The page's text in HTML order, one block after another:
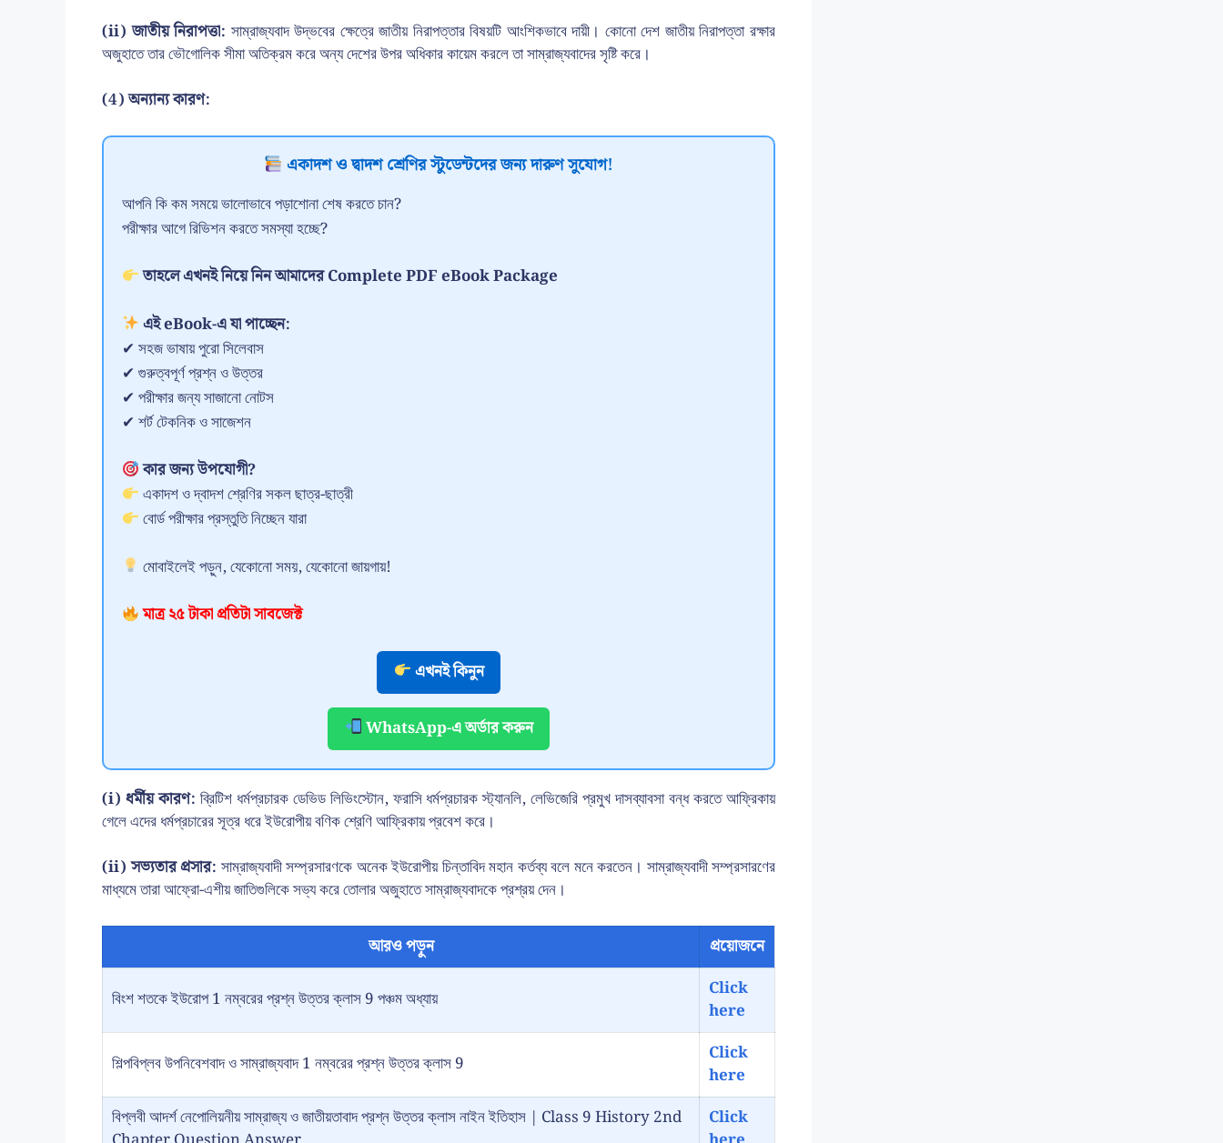
(ii) জাতীয় নিরাপত্তা: সাম্রাজ্যবাদ উদ্ভবের ক্ষেত্রে জাতীয় নিরাপত্তার বিষয়টি আংশিকভাবে দায়ী। কোনো দেশ জাতীয় নিরাপত্তা রক্ষার
অজুহাতে তার ভৌগোলিক সীমা অতিক্রম করে অন্য দেশের উপর অধিকার কায়েম করলে তা সাম্রাজ্যবাদের সৃষ্টি করে।
(4) অন্যান্য কারণ:
একাদশ ও দ্বাদশ শ্রেণির স্টুডেন্টদের জন্য দারুণ সুযোগ!
আপনি কি কম সময়ে ভালোভাবে পড়াশোনা শেষ করতে চান?
পরীক্ষার আগে রিভিশন করতে সমস্যা হচ্ছে?
তাহলে এখনই নিয়ে নিন আমাদের Complete PDF eBook Package
এই eBook-এ যা পাচ্ছেন:
✔ সহজ ভাষায় পুরো সিলেবাস
✔ গুরুত্বপূর্ণ প্রশ্ন ও উত্তর
✔ পরীক্ষার জন্য সাজানো নোটস
✔ শর্ট টেকনিক ও সাজেশন
কার জন্য উপযোগী?
একাদশ ও দ্বাদশ শ্রেণির সকল ছাত্র-ছাত্রী
বোর্ড পরীক্ষার প্রস্তুতি নিচ্ছেন যারা
মোবাইলেই পড়ুন, যেকোনো সময়, যেকোনো জায়গায়!
মাত্র ২৫ টাকা প্রতিটা সাবজেক্ট
এখনই কিনুন
WhatsApp-এ অর্ডার করুন
(i) ধর্মীয় কারণ: ব্রিটিশ ধর্মপ্রচারক ডেভিড লিভিংস্টোন, ফরাসি ধর্মপ্রচারক স্ট্যানলি, লেভিজেরি প্রমুখ দাসব্যাবসা বন্ধ করতে আফ্রিকায়
গেলে এদের ধর্মপ্রচারের সূত্র ধরে ইউরোপীয় বণিক শ্রেণি আফ্রিকায় প্রবেশ করে।
(ii) সভ্যতার প্রসার: সাম্রাজ্যবাদী সম্প্রসারণকে অনেক ইউরোপীয় চিন্তাবিদ মহান কর্তব্য বলে মনে করতেন। সাম্রাজ্যবাদী সম্প্রসারণের
মাধ্যমে তারা আফ্রো-এশীয় জাতিগুলিকে সভ্য করে তোলার অজুহাতে সাম্রাজ্যবাদকে প্রশ্রয় দেন।
আরও পড়ুন প্রয়োজনে
বিংশ শতকে ইউরোপ 1 নম্বরের প্রশ্ন উত্তর ক্লাস 9 পঞ্চম অধ্যায়
Click
here
শিল্পবিপ্লব উপনিবেশবাদ ও সাম্রাজ্যবাদ 1 নম্বরের প্রশ্ন উত্তর ক্লাস 9
Click
here
বিপ্লবী আদর্শ নেপোলিয়নীয় সাম্রাজ্য ও জাতীয়তাবাদ প্রশ্ন উত্তর ক্লাস নাইন ইতিহাস | Class 9 History 2nd
Click